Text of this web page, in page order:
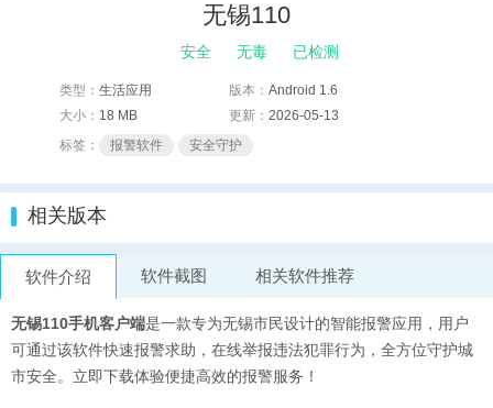
无锡110
安全 无毒 已检测
类型： 生活应用 版本： Android 1.6
大小： 18 MB 更新： 2026-05-13
标签：
报警软件 安全守护
相关版本
软件介绍 软件截图 相关软件推荐
无锡110手机客户端是一款专为无锡市民设计的智能报警应用，用户
可通过该软件快速报警求助，在线举报违法犯罪行为，全方位守护城
市安全。立即下载体验便捷高效的报警服务！